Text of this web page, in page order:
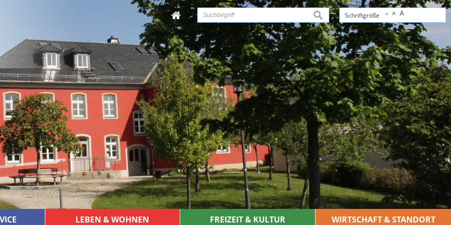
Schriftgröße A A A
suchen
LEBEN & WOHNEN FREIZEIT & KULTUR WIRTSCHAFT & STANDORT